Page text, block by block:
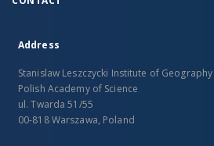
Address
Stanislaw Leszczycki Institute of
Polish Academy of Science
ul. Twarda 51/55
00-818 Warszawa, Poland